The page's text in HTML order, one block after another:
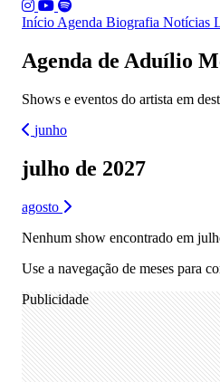
Início Agenda Biografia Notícias
Agenda de Aduílio
Shows e eventos do artista em
junho
julho de 2027
agosto
Nenhum show encontrado em
Use a navegação de meses para
Publicidade